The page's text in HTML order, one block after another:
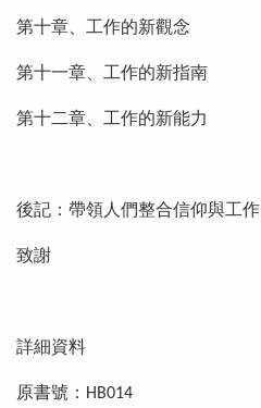
第十章、工作的新觀念
第十一章、工作的新指南
第十二章、工作的新能力
後記：帶領人們整合信仰與工作
致謝
詳細資料
原書號：HB014